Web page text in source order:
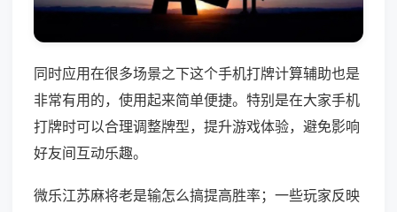
同时应用在很多场景之下这个手机打牌计算辅助也是
非常有用的，使用起来简单便捷。特别是在大家手机
打牌时可以合理调整牌型，提升游戏体验，避免影响
好友间互动乐趣。
微乐江苏麻将老是输怎么搞提高胜率；一些玩家反映